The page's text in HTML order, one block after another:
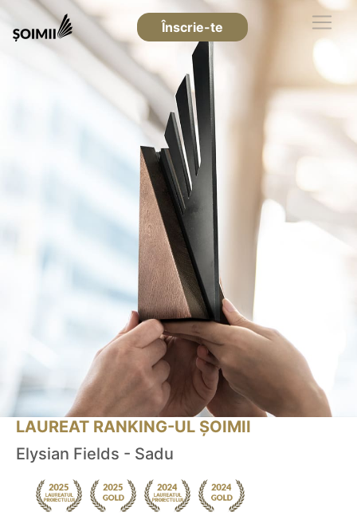
Înscrie-te
LAUREAT RANKING-UL ȘOIMII
Elysian Fields - Sadu